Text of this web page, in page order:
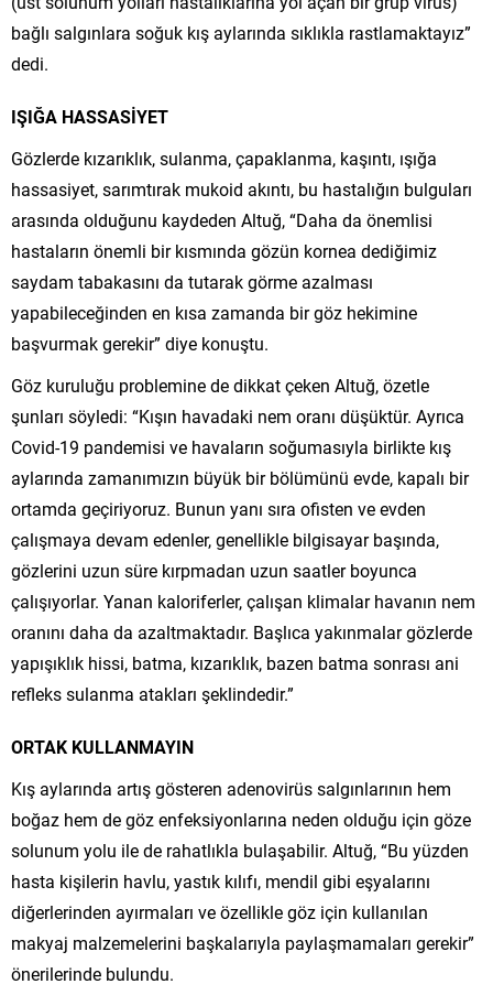
bağlı salgınlara soğuk kış aylarında sıklıkla rastlamaktayız”
dedi.
IŞIĞA HASSASİYET
Gözlerde kızarıklık, sulanma, çapaklanma, kaşıntı, ışığa
hassasiyet, sarımtırak mukoid akıntı, bu hastalığın bulguları
arasında olduğunu kaydeden Altuğ, “Daha da önemlisi
hastaların önemli bir kısmında gözün kornea dediğimiz
saydam tabakasını da tutarak görme azalması
yapabileceğinden en kısa zamanda bir göz hekimine
başvurmak gerekir” diye konuştu.
Göz kuruluğu problemine de dikkat çeken Altuğ, özetle
şunları söyledi: “Kışın havadaki nem oranı düşüktür. Ayrıca
Covid-19 pandemisi ve havaların soğumasıyla birlikte kış
aylarında zamanımızın büyük bir bölümünü evde, kapalı bir
ortamda geçiriyoruz. Bunun yanı sıra ofisten ve evden
çalışmaya devam edenler, genellikle bilgisayar başında,
gözlerini uzun süre kırpmadan uzun saatler boyunca
çalışıyorlar. Yanan kaloriferler, çalışan klimalar havanın nem
oranını daha da azaltmaktadır. Başlıca yakınmalar gözlerde
yapışıklık hissi, batma, kızarıklık, bazen batma sonrası ani
refleks sulanma atakları şeklindedir.”
ORTAK KULLANMAYIN
Kış aylarında artış gösteren adenovirüs salgınlarının hem
boğaz hem de göz enfeksiyonlarına neden olduğu için göze
solunum yolu ile de rahatlıkla bulaşabilir. Altuğ, “Bu yüzden
hasta kişilerin havlu, yastık kılıfı, mendil gibi eşyalarını
diğerlerinden ayırmaları ve özellikle göz için kullanılan
makyaj malzemelerini başkalarıyla paylaşmamaları gerekir”
önerilerinde bulundu.